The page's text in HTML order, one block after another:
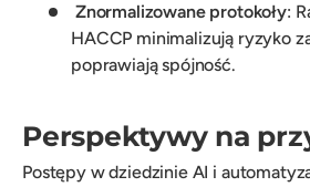
Znormalizowane protokoły:
HACCP minimalizują ryzyko
poprawiają spójność.
Perspektywy na
Postępy w dziedzinie AI i